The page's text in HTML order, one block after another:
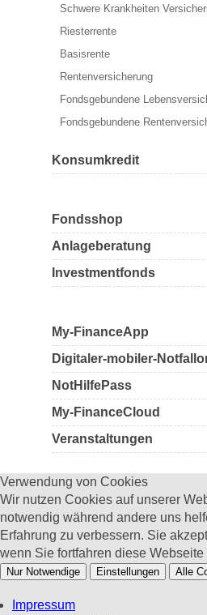
Schwere Krankheiten
Riesterrente
Basisrente
Rentenversicherung
Fondsgebundene
Fondsgebundene
Konsumkredit
Fondsshop
Anlageberatung
Investmentfonds
My-FinanceApp
Digitaler-mobiler-
NotHilfePass
My-FinanceCloud
Veranstaltungen
Verwendung von Cookies
Wir nutzen Cookies auf unserer
notwendig während andere uns
Erfahrung zu verbessern. Sie
wenn Sie fortfahren diese Webseite
Nur Notwendige Einstellungen Alle
Impressum